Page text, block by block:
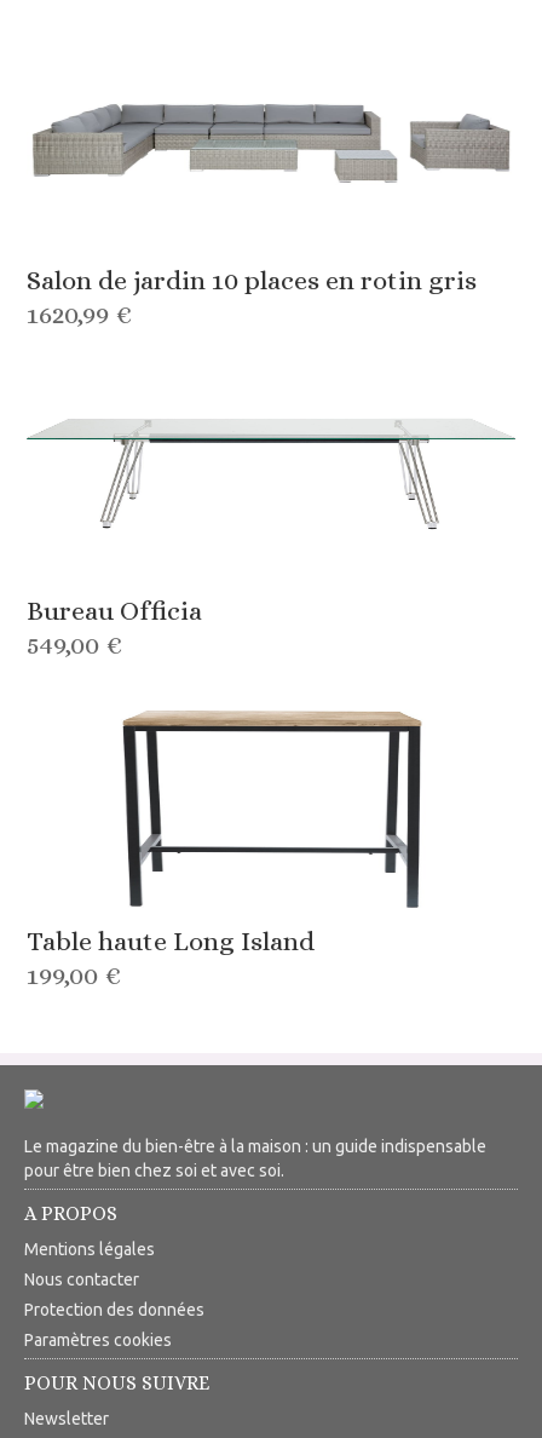
Salon de jardin 10 places en rotin gris
1620,99 €
Bureau Officia
549,00 €
Table haute Long Island
199,00 €
Le magazine du bien-être à la maison : un guide indispensable
pour être bien chez soi et avec soi.
A PROPOS
Mentions légales
Nous contacter
Protection des données
Paramètres cookies
POUR NOUS SUIVRE
Newsletter